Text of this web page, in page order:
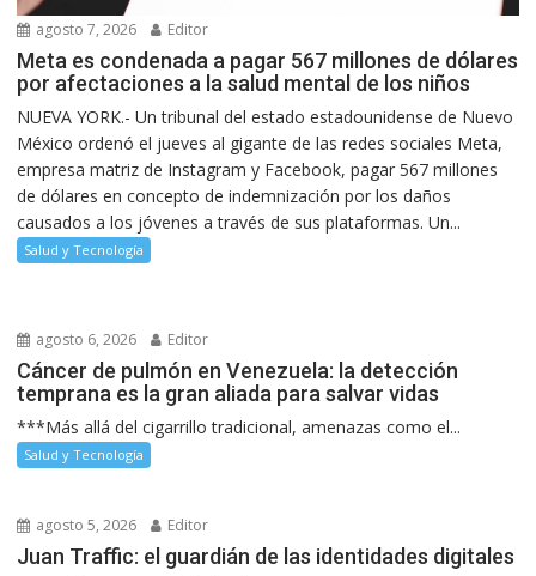
agosto 7, 2026 Editor
Meta es condenada a pagar 567 millones de dólares
por afectaciones a la salud mental de los niños
NUEVA YORK.- Un tribunal del estado estadounidense de Nuevo
México ordenó el jueves al gigante de las redes sociales Meta,
empresa matriz de Instagram y Facebook, pagar 567 millones
de dólares en concepto de indemnización por los daños
causados a los jóvenes a través de sus plataformas. Un...
Salud y Tecnología
agosto 6, 2026 Editor
Cáncer de pulmón en Venezuela: la detección
temprana es la gran aliada para salvar vidas
***Más allá del cigarrillo tradicional, amenazas como el...
Salud y Tecnología
agosto 5, 2026 Editor
Juan Traffic: el guardián de las identidades digitales